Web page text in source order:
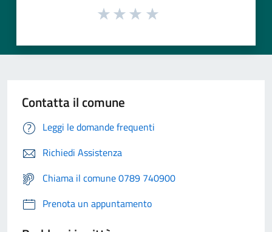
Contatta il comune
Leggi le domande frequenti
Richiedi Assistenza
Chiama il comune 0789 740900
Prenota un appuntamento